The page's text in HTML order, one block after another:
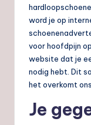
word je op
voor hoofdpijn
website dat je
nodig hebt. Dit
het overkomt
Je